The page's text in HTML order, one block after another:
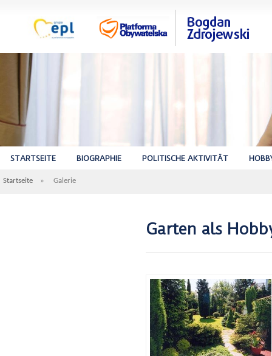
STARTSEITE BIOGRAPHIE POLITISCHE AKTIVITÄT
Startseite » Galerie
Garten als